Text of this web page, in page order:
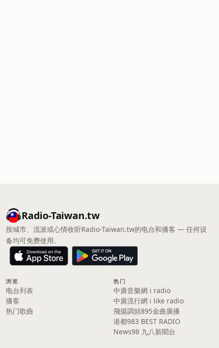
Radio-Taiwan.tw
按城市、流派或心情收听Radio-Taiwan.tw的电台和播客 — 任何设
备均可免费使用。
浏览
电台列表
播客
热门歌曲
热门
中廣音樂網 i radio
中廣流行網 i like radio
飛揚調頻895金曲廣播
港都983 BEST RADIO
News98 九八新聞台